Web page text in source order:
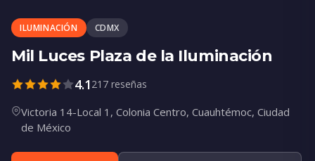
ILUMINACIÓN CDMX
Mil Luces Plaza de la Iluminación
4.1217 reseñas
Victoria 14-Local 1, Colonia Centro, Cuauhtémoc, Ciudad
de México